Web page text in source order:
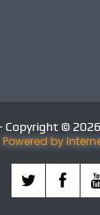
Copyright ©
Powered by